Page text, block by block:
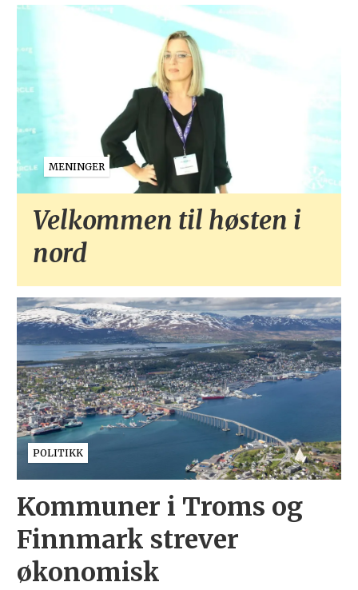
MENINGER
Velkommen til høsten i
nord
POLITIKK
Kommuner i Troms og
Finnmark strever
økonomisk